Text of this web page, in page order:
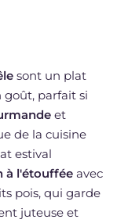
sont un plat
goût, parfait si
et
de la cuisine
estival
à l'étoufféeavec
pois, qui garde
juteuse et